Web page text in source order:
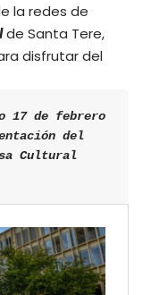
la redes de
de Santa Tere,
disfrutar del
17 de febrero
del
Cultural